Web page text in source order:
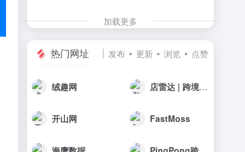
加载更多
热门网址 发布 更新 浏览 点赞
绒趣网 店雷达 | 跨境选品工具
开山网 FastMoss